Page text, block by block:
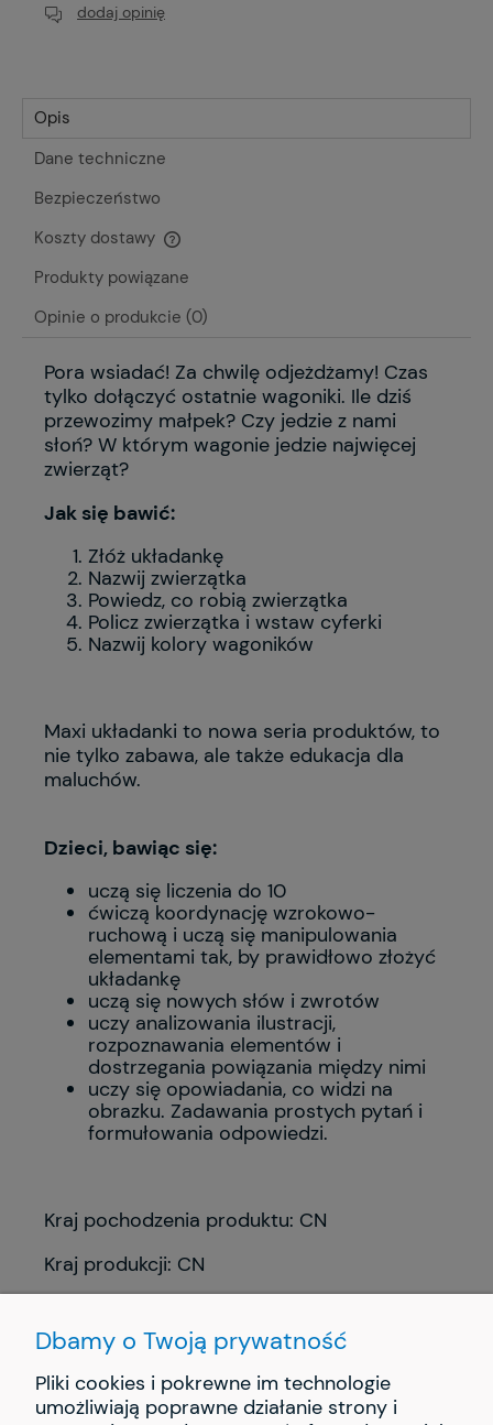
dodaj opinię
Opis
Dane techniczne
Bezpieczeństwo
Koszty dostawy
Cena nie zawiera ewentualnych kosztów płatności
Produkty powiązane
Opinie o produkcie (0)
Pora wsiadać! Za chwilę odjeżdżamy! Czas
tylko dołączyć ostatnie wagoniki. Ile dziś
przewozimy małpek? Czy jedzie z nami
słoń? W którym wagonie jedzie najwięcej
zwierząt?
Jak się bawić:
Złóż układankę
Nazwij zwierzątka
Powiedz, co robią zwierzątka
Policz zwierzątka i wstaw cyferki
Nazwij kolory wagoników
Maxi układanki to nowa seria produktów, to
nie tylko zabawa, ale także edukacja dla
maluchów.
Dzieci, bawiąc się:
uczą się liczenia do 10
ćwiczą koordynację wzrokowo-
ruchową i uczą się manipulowania
elementami tak, by prawidłowo złożyć
układankę
uczą się nowych słów i zwrotów
uczy analizowania ilustracji,
rozpoznawania elementów i
dostrzegania powiązania między nimi
uczy się opowiadania, co widzi na
obrazku. Zadawania prostych pytań i
formułowania odpowiedzi.
Kraj pochodzenia produktu: CN
Kraj produkcji: CN
Dbamy o Twoją prywatność
Pliki cookies i pokrewne im technologie
umożliwiają poprawne działanie strony i